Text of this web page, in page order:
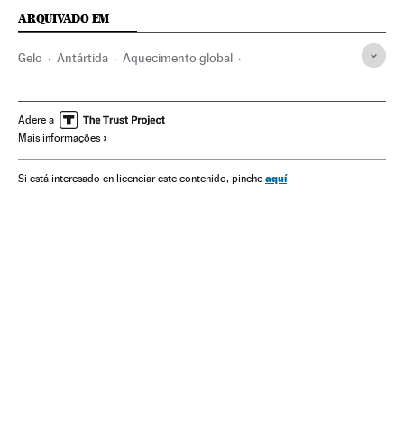
ARQUIVADO EM
Gelo Antártida Aquecimento global
Meteorologia Meio ambiente
Adere a
Mais informações
Si está interesado en licenciar este contenido, pinche aquí